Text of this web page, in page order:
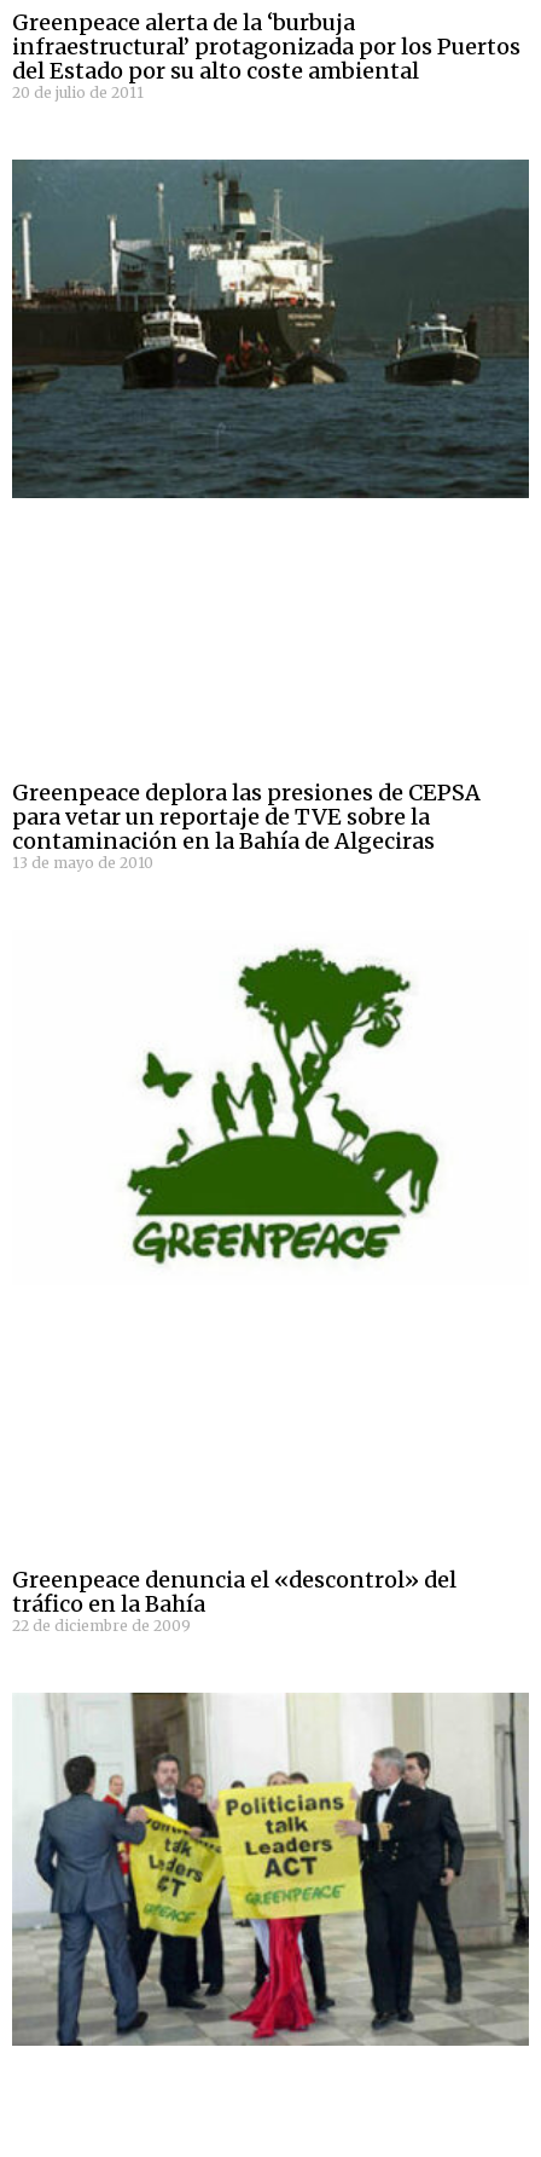
Greenpeace alerta de la ‘burbuja
infraestructural’ protagonizada por los Puertos
del Estado por su alto coste ambiental
20 de julio de 2011
Greenpeace deplora las presiones de CEPSA
para vetar un reportaje de TVE sobre la
contaminación en la Bahía de Algeciras
13 de mayo de 2010
Greenpeace denuncia el «descontrol» del
tráfico en la Bahía
22 de diciembre de 2009